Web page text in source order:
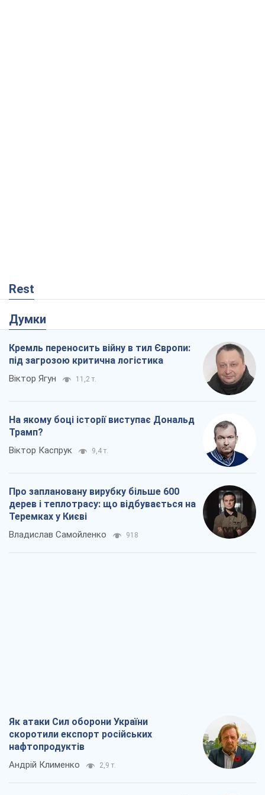
Rest
Думки
Кремль переносить війну в тил Європи:
під загрозою критична логістика
Віктор Ягун 11,2 т.
На якому боці історії виступає Дональд
Трамп?
Віктор Каспрук 9,4 т.
Про заплановану вирубку більше 600
дерев і теплотрасу: що відбувається на
Теремках у Києві
Владислав Самойленко 918
Як атаки Сил оборони України
скоротили експорт російських
нафтопродуктів
Андрій Клименко 2,9 т.